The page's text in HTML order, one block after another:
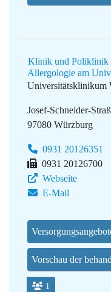
Klinik und Poliklinik
Allergologie am
Universitätsklinikum
Josef-Schneider-
97080 Würzburg
0931 20126351
0931 20126700
Webseite
E-Mail
Vorschau der
1